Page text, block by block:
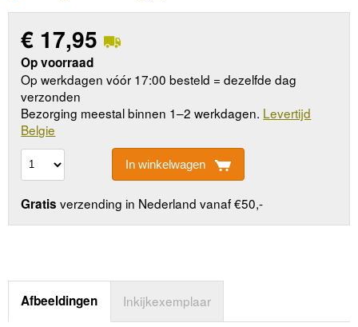
€ 17,95
Op voorraad
Op werkdagen vóór 17:00 besteld = dezelfde dag
verzonden
Bezorging meestal binnen 1–2 werkdagen. Levertijd
Belgie
In winkelwagen
Gratis verzending in Nederland vanaf €50,-
Afbeeldingen Inkijkexemplaar